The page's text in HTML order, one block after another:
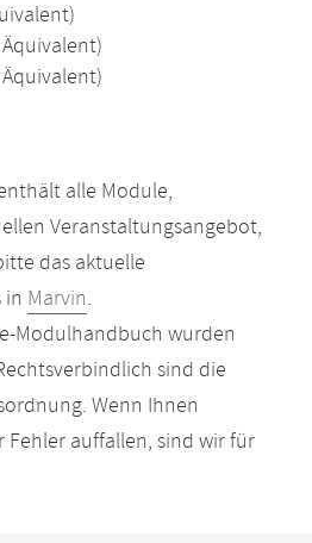
alle Module,
Veranstaltungsangebot,
das aktuelle
in Marvin.
Modulhandbuch wurden
sind die
Wenn Ihnen
auffallen, sind wir für